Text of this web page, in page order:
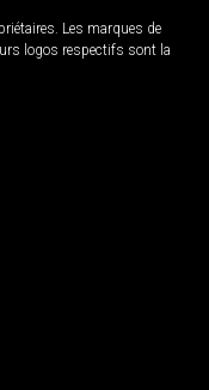
Les marques de
logos respectifs sont la